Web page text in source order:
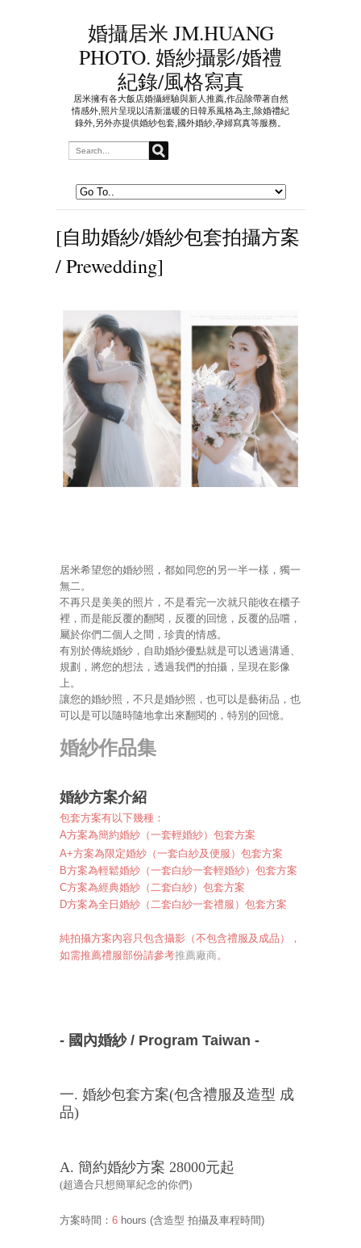
婚攝居米 JM.HUANG
PHOTO. 婚紗攝影/婚禮
紀錄/風格寫真
居米擁有各大飯店婚攝經驗與新人推薦,作品除帶著自然
情感外,照片呈現以清新溫暖的日韓系風格為主,除婚禮紀
錄外,另外亦提供婚紗包套,國外婚紗,孕婦寫真等服務。
[自助婚紗/婚紗包套拍攝方案
/ Prewedding]
居米希望您的婚紗照，都如同您的另一半一樣，獨一
無二。
不再只是美美的照片，不是看完一次就只能收在櫃子
裡，而是能反覆的翻閱，反覆的回憶，反覆的品嚐，
屬於你們二個人之間，珍貴的情感。
有別於傳統婚紗，自助婚紗優點就是可以透過溝通、
規劃，將您的想法，透過我們的拍攝，呈現在影像
上。
讓您的婚紗照，不只是婚紗照，也可以是藝術品，也
可以是可以隨時隨地拿出來翻閱的，特別的回憶。
婚紗作品集
婚紗方案介紹
包套方案有以下幾種：
A方案為簡約婚紗 （一套輕婚紗）包套方案
A+方案為限定婚紗 （一套白紗及便服）包套方案
B方案為輕鬆婚紗（一套白紗一套輕婚紗）包套方案
C方案為經典婚紗（二套白紗）包套方案
D方案為全日婚紗（二套白紗一套禮服）包套方案
純拍攝方案內容只包含攝影（不包含禮服及成品），
如需推薦禮服部份請參考推薦廠商。
- 國內婚紗 / Program Taiwan -
一. 婚紗包套方案(包含禮服及造型 成
品)
A. 簡約婚紗方案 28000元起
(超適合只想簡單紀念的你們)
方案時間： 6 hours (含造型 拍攝及車程時間)